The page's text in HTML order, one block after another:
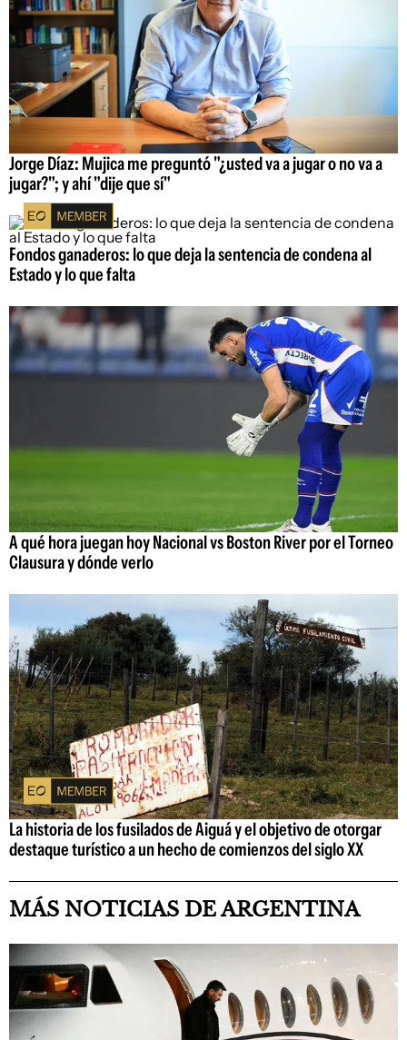
Jorge Díaz: Mujica me preguntó "¿usted va a jugar o no va a
jugar?"; y ahí "dije que sí"
Fondos ganaderos: lo que deja la sentencia de condena al
Estado y lo que falta
A qué hora juegan hoy Nacional vs Boston River por el Torneo
Clausura y dónde verlo
La historia de los fusilados de Aiguá y el objetivo de otorgar
destaque turístico a un hecho de comienzos del siglo XX
MÁS NOTICIAS DE ARGENTINA